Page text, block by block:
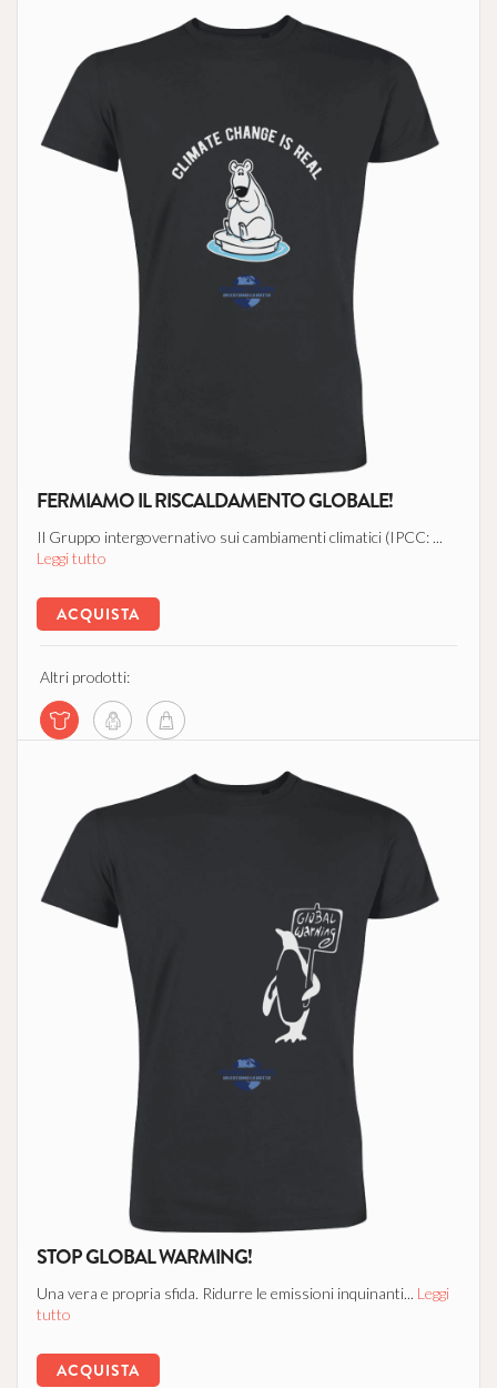
FERMIAMO IL RISCALDAMENTO GLOBALE!
Il Gruppo intergovernativo sui cambiamenti climatici (IPCC: ...
Leggi tutto
ACQUISTA
Altri prodotti:
STOP GLOBAL WARMING!
Una vera e propria sfida. Ridurre le emissioni inquinanti... Leggi
tutto
ACQUISTA